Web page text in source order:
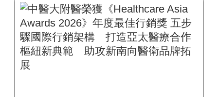
東馬